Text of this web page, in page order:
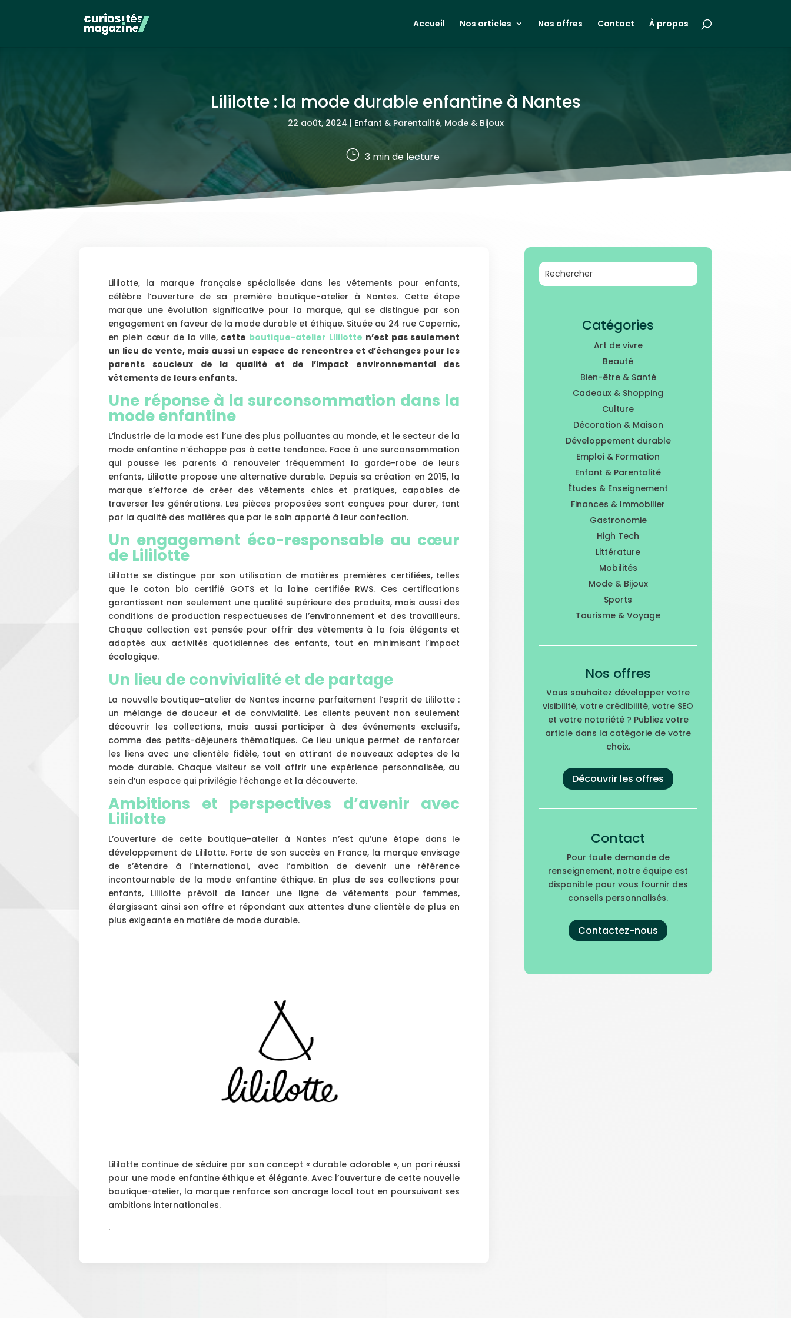
Accueil Nos articles Nos offres Contact À propos
Lililotte : la mode durable enfantine à Nantes
22 août, 2024 | Enfant & Parentalité, Mode & Bijoux
} 3 min de lecture
Lililotte, la marque française spécialisée dans les vêtements pour enfants,
célèbre l’ouverture de sa première boutique-atelier à Nantes. Cette étape
marque une évolution significative pour la marque, qui se distingue par son
engagement en faveur de la mode durable et éthique. Située au 24 rue Copernic,
en plein cœur de la ville, cette boutique-atelier Lililotte n’est pas seulement
un lieu de vente, mais aussi un espace de rencontres et d’échanges pour les
parents soucieux de la qualité et de l’impact environnemental des
vêtements de leurs enfants.
Une réponse à la surconsommation dans la
mode enfantine
L’industrie de la mode est l’une des plus polluantes au monde, et le secteur de la
mode enfantine n’échappe pas à cette tendance. Face à une surconsommation
qui pousse les parents à renouveler fréquemment la garde-robe de leurs
enfants, Lililotte propose une alternative durable. Depuis sa création en 2015, la
marque s’efforce de créer des vêtements chics et pratiques, capables de
traverser les générations. Les pièces proposées sont conçues pour durer, tant
par la qualité des matières que par le soin apporté à leur confection.
Un engagement éco-responsable au cœur
de Lililotte
Lililotte se distingue par son utilisation de matières premières certifiées, telles
que le coton bio certifié GOTS et la laine certifiée RWS. Ces certifications
garantissent non seulement une qualité supérieure des produits, mais aussi des
conditions de production respectueuses de l’environnement et des travailleurs.
Chaque collection est pensée pour offrir des vêtements à la fois élégants et
adaptés aux activités quotidiennes des enfants, tout en minimisant l’impact
écologique.
Un lieu de convivialité et de partage
La nouvelle boutique-atelier de Nantes incarne parfaitement l’esprit de Lililotte :
un mélange de douceur et de convivialité. Les clients peuvent non seulement
découvrir les collections, mais aussi participer à des événements exclusifs,
comme des petits-déjeuners thématiques. Ce lieu unique permet de renforcer
les liens avec une clientèle fidèle, tout en attirant de nouveaux adeptes de la
mode durable. Chaque visiteur se voit offrir une expérience personnalisée, au
sein d’un espace qui privilégie l’échange et la découverte.
Ambitions et perspectives d’avenir avec
Lililotte
L’ouverture de cette boutique-atelier à Nantes n’est qu’une étape dans le
développement de Lililotte. Forte de son succès en France, la marque envisage
de s’étendre à l’international, avec l’ambition de devenir une référence
incontournable de la mode enfantine éthique. En plus de ses collections pour
enfants, Lililotte prévoit de lancer une ligne de vêtements pour femmes,
élargissant ainsi son offre et répondant aux attentes d’une clientèle de plus en
plus exigeante en matière de mode durable.
Lililotte continue de séduire par son concept « durable adorable », un pari réussi
pour une mode enfantine éthique et élégante. Avec l’ouverture de cette nouvelle
boutique-atelier, la marque renforce son ancrage local tout en poursuivant ses
ambitions internationales.
.
Catégories
Art de vivre
Beauté
Bien-être & Santé
Cadeaux & Shopping
Culture
Décoration & Maison
Développement durable
Emploi & Formation
Enfant & Parentalité
Études & Enseignement
Finances & Immobilier
Gastronomie
High Tech
Littérature
Mobilités
Mode & Bijoux
Sports
Tourisme & Voyage
Nos offres
Vous souhaitez développer votre
visibilité, votre crédibilité, votre SEO
et votre notoriété ? Publiez votre
article dans la catégorie de votre
choix.
Découvrir les offres
Contact
Pour toute demande de
renseignement, notre équipe est
disponible pour vous fournir des
conseils personnalisés.
Contactez-nous